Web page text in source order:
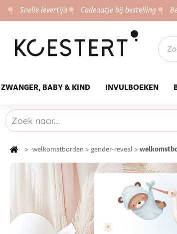
Snelle levertijd Cadeautje bij bestelling
ZWANGER, BABY & KIND INVULBOEKEN
> welkomstborden > gender-reveal >